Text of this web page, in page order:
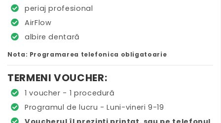
periaj profesional
AirFlow
albire dentară
Nota: Programarea telefonica obligatoarie
TERMENI VOUCHER:
1 voucher - 1 procedură
Programul de lucru - Luni-vineri 9-19